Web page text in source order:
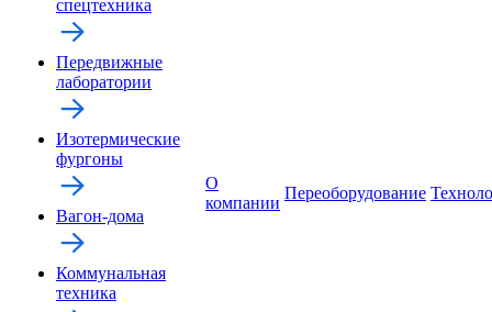
спецтехника
Передвижные
лаборатории
Изотермические
фургоны
Вагон-дома
Коммунальная
техника
О
компании
Переоборудование